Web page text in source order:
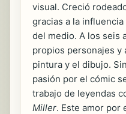
visual. Creció
gracias a la
del medio. A los seis
propios personajes y
pintura y el dibujo.
pasión por el cómic
trabajo de leyendas
Miller. Este amor por